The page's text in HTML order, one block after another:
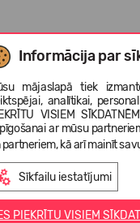
Informācija par
mājaslapā tiek
analītikai,
VISIEM
ar mūsu
partneriem, kā arī mainīt
Sīkfailu iestatījumi
PIEKRĪTU VISIEM
labākai redzamībai